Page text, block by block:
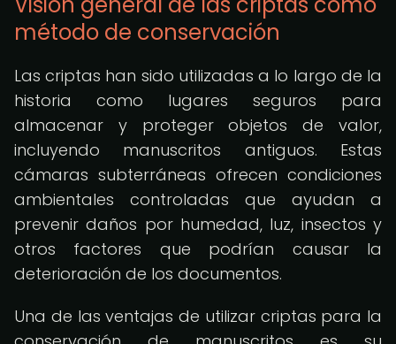
método de conservación
Las criptas han sido utilizadas a lo largo de la
historia como lugares seguros para
almacenar y proteger objetos de valor,
incluyendo manuscritos antiguos. Estas
cámaras subterráneas ofrecen condiciones
ambientales controladas que ayudan a
prevenir daños por humedad, luz, insectos y
otros factores que podrían causar la
deterioración de los documentos.
Una de las ventajas de utilizar criptas para la